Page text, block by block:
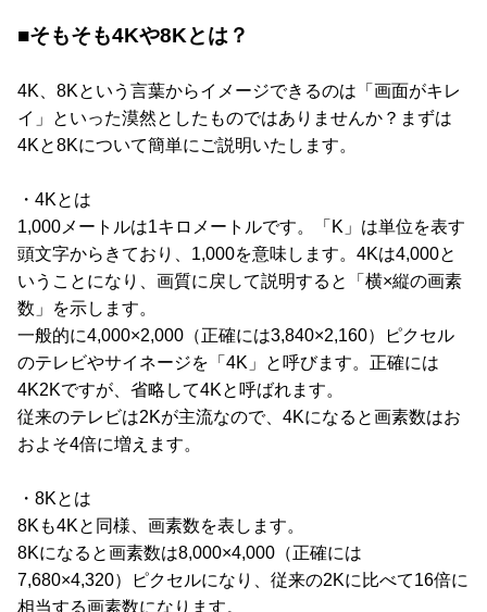
■そもそも4Kや8Kとは？
4K、8Kという言葉からイメージできるのは「画面がキレ
イ」といった漠然としたものではありませんか？まずは
4Kと8Kについて簡単にご説明いたします。
・4Kとは
1,000メートルは1キロメートルです。「K」は単位を表す
頭文字からきており、1,000を意味します。4Kは4,000と
いうことになり、画質に戻して説明すると「横×縦の画素
数」を示します。
一般的に4,000×2,000（正確には3,840×2,160）ピクセル
のテレビやサイネージを「4K」と呼びます。正確には
4K2Kですが、省略して4Kと呼ばれます。
従来のテレビは2Kが主流なので、4Kになると画素数はお
およそ4倍に増えます。
・8Kとは
8Kも4Kと同様、画素数を表します。
8Kになると画素数は8,000×4,000（正確には
7,680×4,320）ピクセルになり、従来の2Kに比べて16倍に
相当する画素数になります。